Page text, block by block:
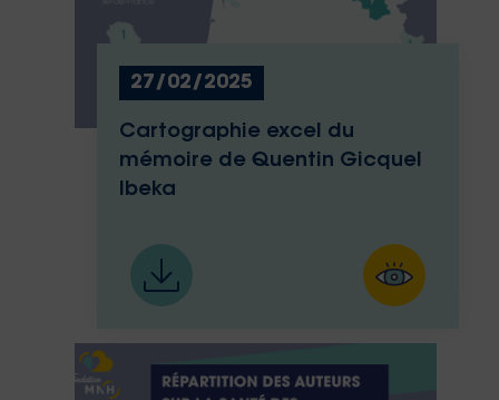
27/02/2025
Cartographie excel du
mémoire de Quentin Gicquel
Ibeka